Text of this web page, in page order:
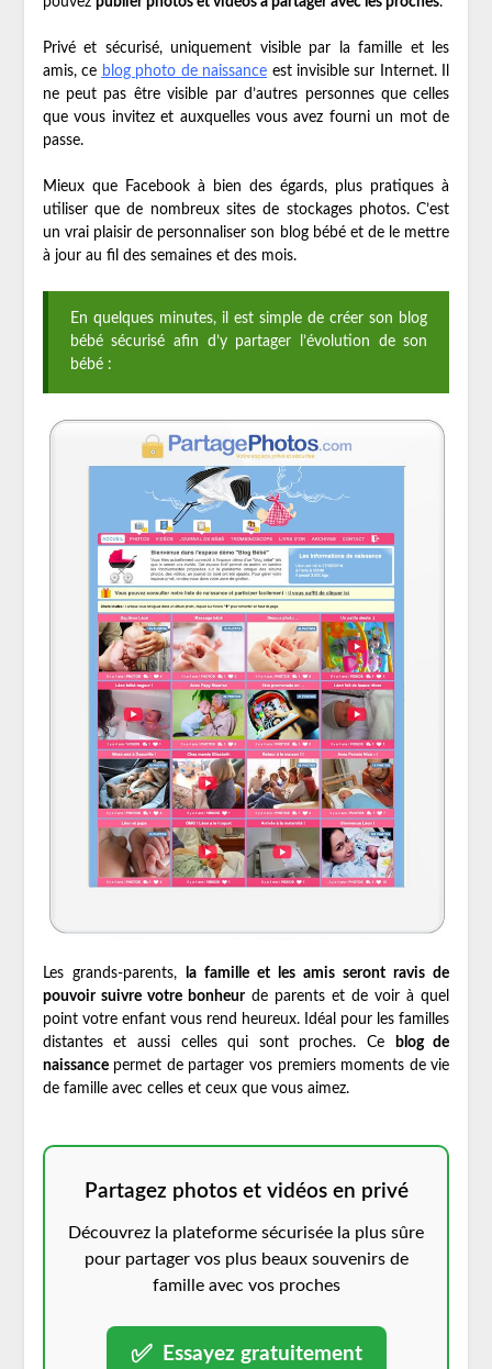
Privé et sécurisé, uniquement visible par la famille et les
amis, ce blog photo de naissance est invisible sur Internet. Il
ne peut pas être visible par d’autres personnes que celles
que vous invitez et auxquelles vous avez fourni un mot de
passe.
Mieux que Facebook à bien des égards, plus pratiques à
utiliser que de nombreux sites de stockages photos. C’est
un vrai plaisir de personnaliser son blog bébé et de le mettre
à jour au fil des semaines et des mois.
En quelques minutes, il est simple de créer son blog
bébé sécurisé afin d’y partager l’évolution de son
bébé :
Les grands-parents,
la famille et les amis seront ravis de
pouvoir suivre votre bonheurde parents et de voir à quel
point votre enfant vous rend heureux. Idéal pour les familles
distantes et aussi celles qui sont proches. Ce
blog de
naissancepermet de partager vos premiers moments de vie
de famille avec celles et ceux que vous aimez.
Partagez photos et vidéos en privé
Découvrez la plateforme sécurisée la plus sûre
pour partager vos plus beaux souvenirs de
famille avec vos proches
✅ Essayez gratuitement